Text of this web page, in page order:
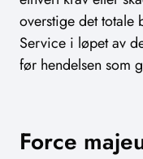
overstige det totale
Service i løpet av
før hendelsen som
Force